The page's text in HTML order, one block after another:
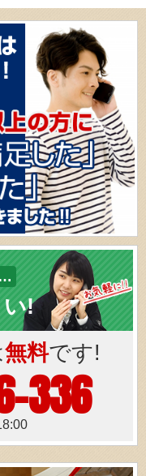
い!
無料です!
336